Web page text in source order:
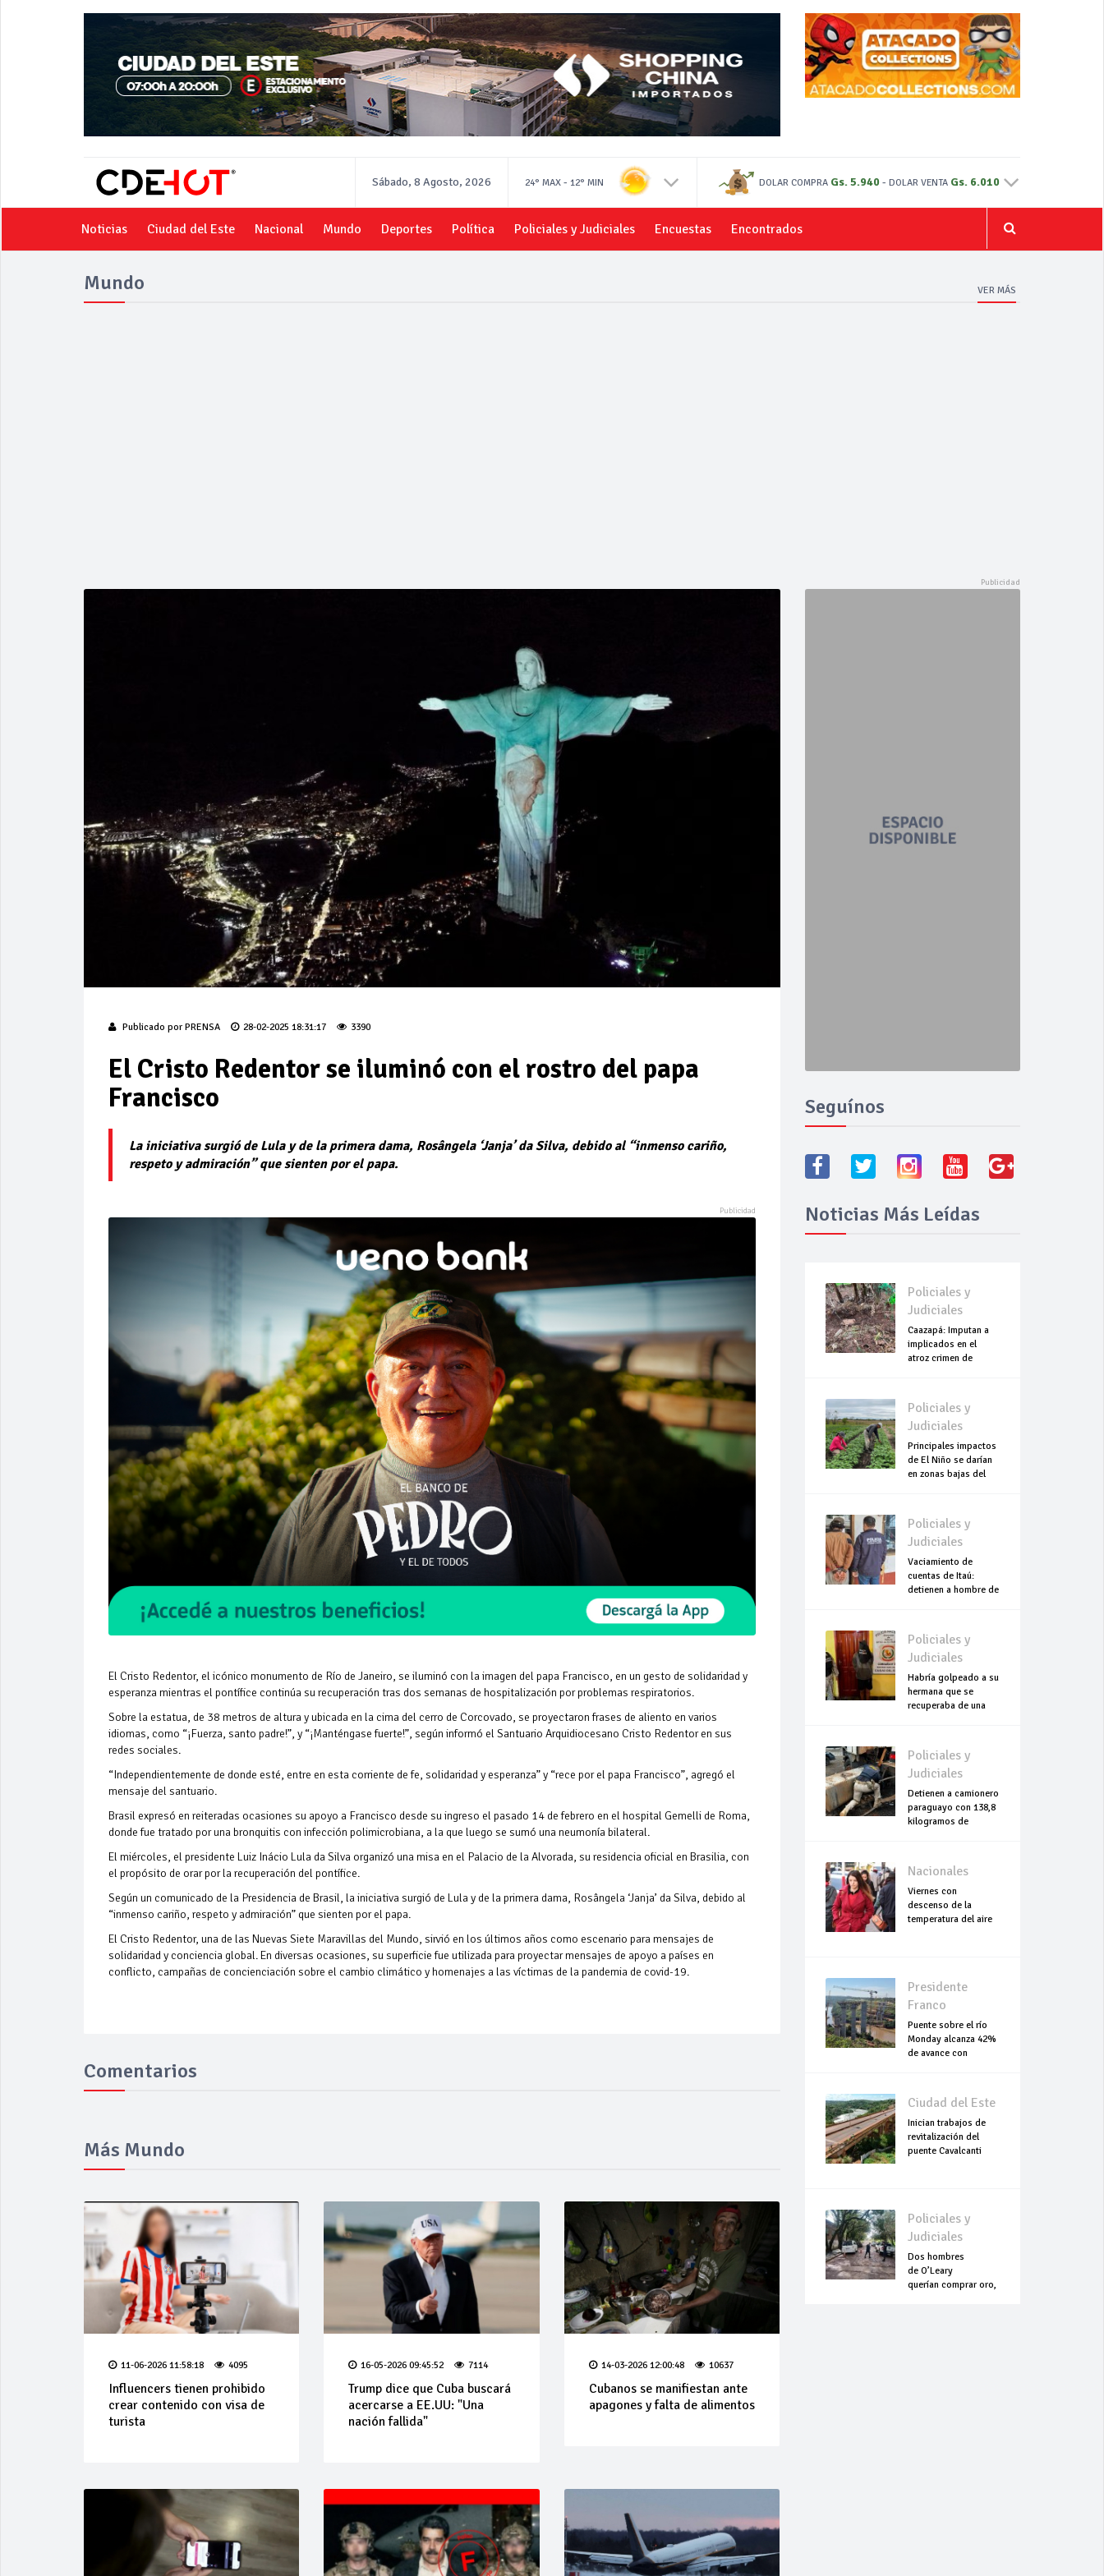
Sábado, 8 Agosto, 2026 24° MAX - 12° MIN DOLAR COMPRA Gs. 5.940 - DOLAR VENTA Gs. 6.010
Noticias Ciudad del Este Nacional Mundo Deportes Política Policiales y Judiciales Encuestas Encontrados
Mundo VER MÁS
Publicado por PRENSA 28-02-2025 18:31:17 3390
El Cristo Redentor se iluminó con el rostro del papa
Francisco
La iniciativa surgió de Lula y de la primera dama, Rosângela ‘Janja’ da Silva, debido al “inmenso cariño,
respeto y admiración” que sienten por el papa.
El Cristo Redentor, el icónico monumento de Río de Janeiro, se iluminó con la imagen del papa Francisco, en un gesto de solidaridad y
esperanza mientras el pontífice continúa su recuperación tras dos semanas de hospitalización por problemas respiratorios.
Sobre la estatua, de 38 metros de altura y ubicada en la cima del cerro de Corcovado, se proyectaron frases de aliento en varios
idiomas, como “¡Fuerza, santo padre!”, y “¡Manténgase fuerte!”, según informó el Santuario Arquidiocesano Cristo Redentor en sus
redes sociales.
“Independientemente de donde esté, entre en esta corriente de fe, solidaridad y esperanza” y “rece por el papa Francisco”, agregó el
mensaje del santuario.
Brasil expresó en reiteradas ocasiones su apoyo a Francisco desde su ingreso el pasado 14 de febrero en el hospital Gemelli de Roma,
donde fue tratado por una bronquitis con infección polimicrobiana, a la que luego se sumó una neumonía bilateral.
El miércoles, el presidente Luiz Inácio Lula da Silva organizó una misa en el Palacio de la Alvorada, su residencia oficial en Brasilia, con
el propósito de orar por la recuperación del pontífice.
Según un comunicado de la Presidencia de Brasil, la iniciativa surgió de Lula y de la primera dama, Rosângela ‘Janja’ da Silva, debido al
“inmenso cariño, respeto y admiración” que sienten por el papa.
El Cristo Redentor, una de las Nuevas Siete Maravillas del Mundo, sirvió en los últimos años como escenario para mensajes de
solidaridad y conciencia global. En diversas ocasiones, su superficie fue utilizada para proyectar mensajes de apoyo a países en
conflicto, campañas de concienciación sobre el cambio climático y homenajes a las víctimas de la pandemia de covid-19.
Comentarios
Más Mundo
11-06-2026 11:58:18 4095
Influencers tienen prohibido
crear contenido con visa de
turista
16-05-2026 09:45:52 7114
Trump dice que Cuba buscará
acercarse a EE.UU: "Una
nación fallida"
14-03-2026 12:00:48 10637
Cubanos se manifiestan ante
apagones y falta de alimentos
Seguínos
Noticias Más Leídas
Policiales y
Judiciales
Caazapá: Imputan a
implicados en el
atroz crimen de
Policiales y
Judiciales
Principales impactos
de El Niño se darían
en zonas bajas del
Policiales y
Judiciales
Vaciamiento de
cuentas de Itaú:
detienen a hombre de
Policiales y
Judiciales
Habría golpeado a su
hermana que se
recuperaba de una
Policiales y
Judiciales
Detienen a camionero
paraguayo con 138,8
kilogramos de
Nacionales
Viernes con
descenso de la
temperatura del aire
Presidente
Franco
Puente sobre el río
Monday alcanza 42%
de avance con
Ciudad del Este
Inician trabajos de
revitalización del
puente Cavalcanti
Policiales y
Judiciales
Dos hombres
de O’Leary
querían comprar oro,